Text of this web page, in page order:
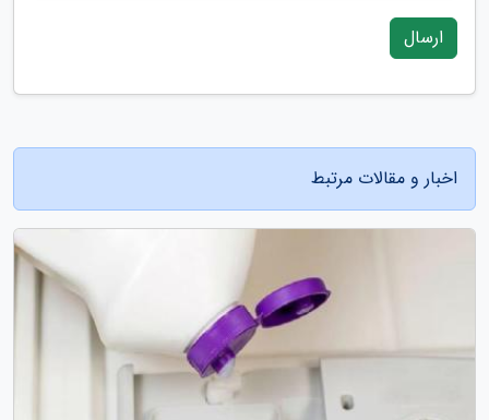
ارسال
اخبار و مقالات مرتبط